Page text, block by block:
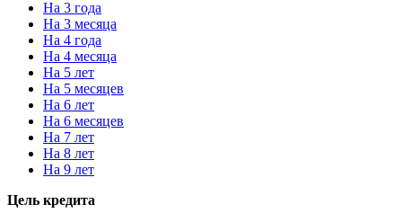
На 3 года
На 3 месяца
На 4 года
На 4 месяца
На 5 лет
На 5 месяцев
На 6 лет
На 6 месяцев
На 7 лет
На 8 лет
На 9 лет
Цель кредита